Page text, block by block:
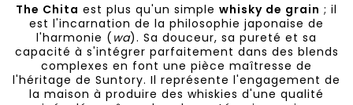
The Chita est plus qu'un simple whisky de grain ; il
est l'incarnation de la philosophie japonaise de
l'harmonie ( wa). Sa douceur, sa pureté et sa
capacité à s'intégrer parfaitement dans des blends
complexes en font une pièce maîtresse de
l'héritage de Suntory. Il représente l'engagement de
la maison à produire des whiskies d'une qualité